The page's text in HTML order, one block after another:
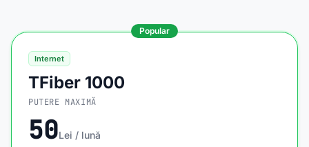
Popular
Internet
TFiber 1000
PUTERE MAXIMĂ
50Lei / lună